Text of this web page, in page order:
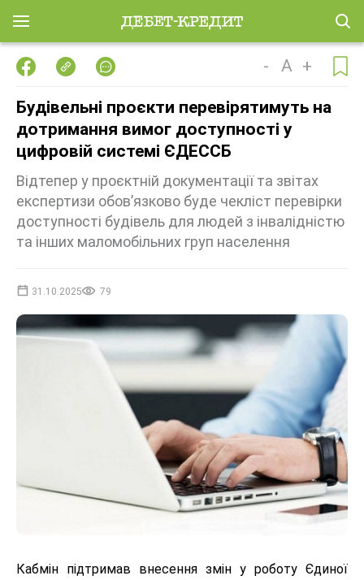
- A +
Будівельні проєкти перевірятимуть на
дотримання вимог доступності у
цифровій системі ЄДЕССБ
Відтепер у проєктній документації та звітах
експертизи обов’язково буде чекліст перевірки
доступності будівель для людей з інвалідністю
та інших маломобільних груп населення
31.10.2025 79
Кабмін підтримав внесення змін у роботу Єдиної